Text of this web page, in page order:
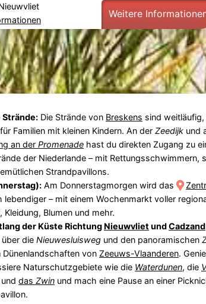
Weitere
Strände:Die Strände von Breskens sind
Familien mit kleinen Kindern. An der Zeedijkund
an derPromenade hast du direkten Zugang zu
der Niederlande – mit Rettungsschwimmern,
Strandpavillons.
Am Donnerstagmorgen wird das
lebendiger – mit einem Wochenmarkt voller
Blumen und mehr.
der Küste Richtung Nieuwvliet undCadzand
die Nieuwesluiswegund den panoramischen
von Zeeuws-Vlaanderen.
Naturschutzgebiete wie die Waterdunen, die
das Zwinund mach eine Pause an einer